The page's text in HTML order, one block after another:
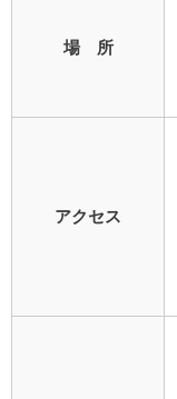
場 所
アクセス